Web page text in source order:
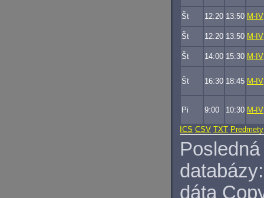
Št 12:20 13:50 M-IV
Št 12:20 13:50 M-IV
Št 14:00 15:30 M-IV
Št 16:30 18:45 M-IV
Pi 9:00 10:30 M-IV
ICS CSV TXT Predmety
databázy:
dáta